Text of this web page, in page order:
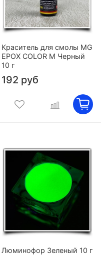
Краситель для смолы MG
EPOX COLOR M Черный
10 г
192 руб
Люминофор Зеленый 10 г